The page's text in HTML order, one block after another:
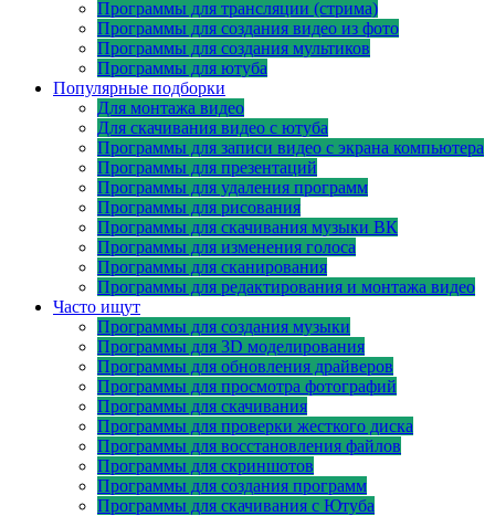
Программы для трансляции (стрима)
Программы для создания видео из фото
Программы для создания мультиков
Программы для ютуба
Популярные подборки
Для монтажа видео
Для скачивания видео с ютуба
Программы для записи видео с экрана компьютера
Программы для презентаций
Программы для удаления программ
Программы для рисования
Программы для скачивания музыки ВК
Программы для изменения голоса
Программы для сканирования
Программы для редактирования и монтажа видео
Часто ищут
Программы для создания музыки
Программы для 3D моделирования
Программы для обновления драйверов
Программы для просмотра фотографий
Программы для скачивания
Программы для проверки жесткого диска
Программы для восстановления файлов
Программы для скриншотов
Программы для создания программ
Программы для скачивания с Ютуба